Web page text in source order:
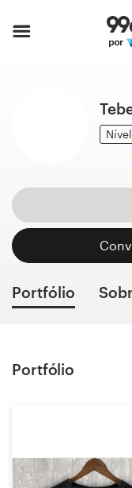
Portfólio
Portfólio
Página inicial
Como funciona
Inspiração
99designs Pro
Serviços
Concursos de
Encontre um